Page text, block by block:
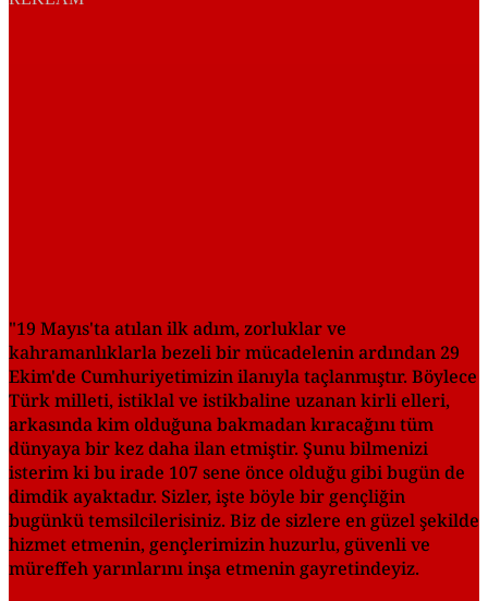
"19 Mayıs'ta atılan ilk adım, zorluklar ve
kahramanlıklarla bezeli bir mücadelenin ardından 29
Ekim'de Cumhuriyetimizin ilanıyla taçlanmıştır. Böylece
Türk milleti, istiklal ve istikbaline uzanan kirli elleri,
arkasında kim olduğuna bakmadan kıracağını tüm
dünyaya bir kez daha ilan etmiştir. Şunu bilmenizi
isterim ki bu irade 107 sene önce olduğu gibi bugün de
dimdik ayaktadır. Sizler, işte böyle bir gençliğin
bugünkü temsilcilerisiniz. Biz de sizlere en güzel şekilde
hizmet etmenin, gençlerimizin huzurlu, güvenli ve
müreffeh yarınlarını inşa etmenin gayretindeyiz.